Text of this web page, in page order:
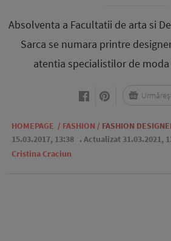
Absolventa a Facultatii de arta si
Sarca se numara printre
atentia specialistilor de
HOMEPAGE / FASHION / FASHION
15.03.2017, 13:38 . Actualizat 31.03.2021,
Cristina Craciun